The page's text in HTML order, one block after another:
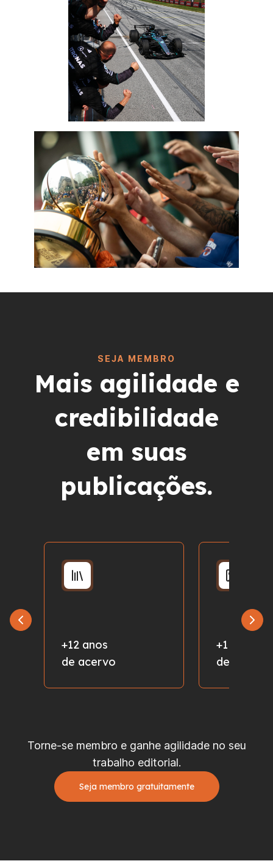
SEJA MEMBRO
Mais agilidade e
credibilidade
em suas
publicações.
+12 anos
de acervo
+1 milhão
de fotos
Torne-se membro e ganhe agilidade no seu
trabalho editorial.
Seja membro gratuitamente